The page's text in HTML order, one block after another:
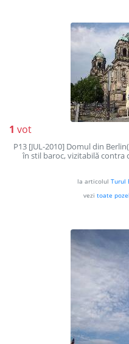
1 vot
P13 [JUL-2010] Domul din
în stil baroc, vizitabilă
la articolul Turul
vezi toate